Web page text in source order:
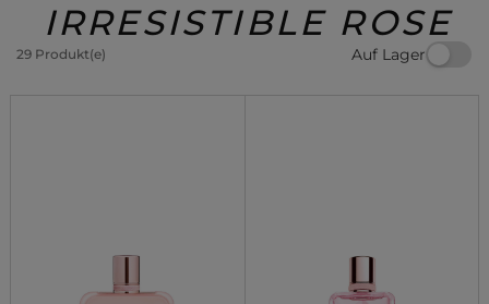
IRRESISTIBLE ROSE
29 Produkt(e) Auf Lager